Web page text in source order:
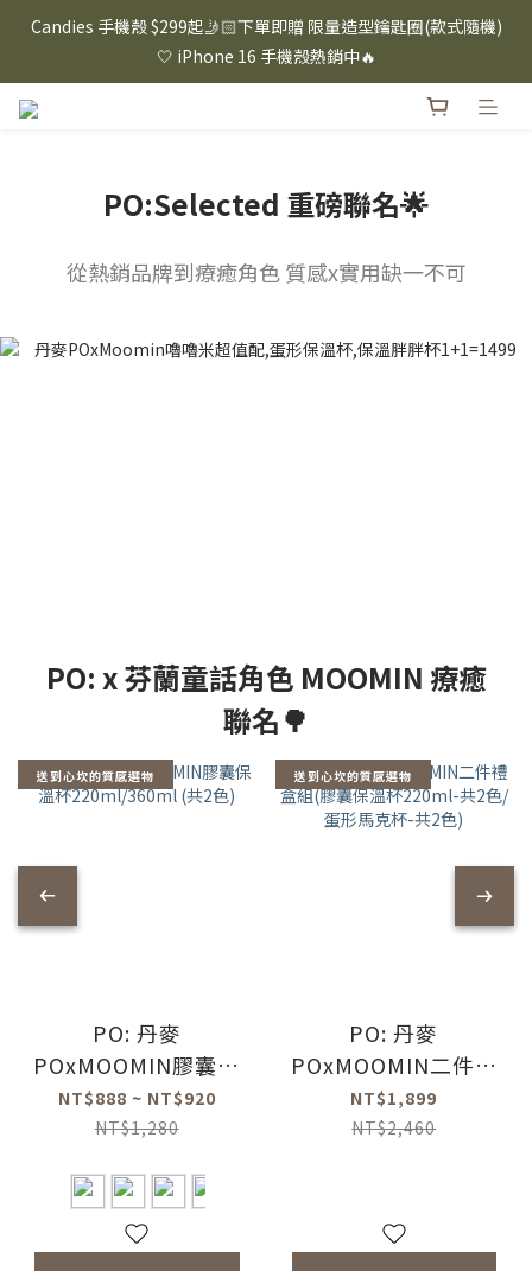
⸜ 8/1-8/31 ⸝  88購物節｜下單滿$1600折$100 / 滿$2200折$200 /
滿$3000折$300 (排除Hazuki及EspressoTokyo)
Candies 手機殼 $299起🤳🏻下單即贈 限量造型鑰匙圈(款式隨機)
🤍 iPhone 16 手機殼熱銷中🔥
⸜ 8/1-8/31 ⸝  88購物節｜下單滿$1600折$100 / 滿$2200折$200 /
PO:Selected 重磅聯名🌟
從熱銷品牌到療癒角色 質感x實用缺一不可
PO: x 芬蘭童話角色 MOOMIN 療癒
聯名🌳
送到心坎的質感選物
PO: 丹麥
POxMOOMIN膠囊保
溫杯220ml/360ml
(共2色)
NT$888 ~ NT$920
NT$1,280
送到心坎的質感選物
PO: 丹麥
POxMOOMIN二件禮
盒組(膠囊保溫杯
220ml-共2色/蛋形馬
NT$1,899
NT$2,460